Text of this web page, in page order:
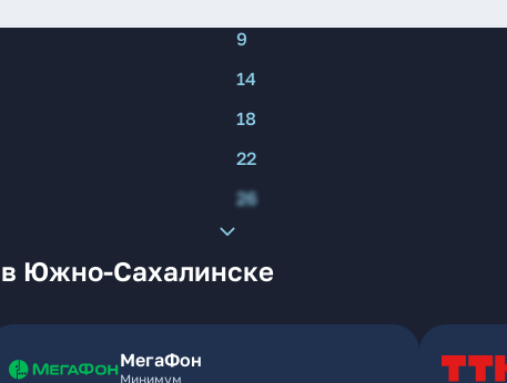
9
14
18
22
26
Южно-Сахалинске
МегаФон
Минимум